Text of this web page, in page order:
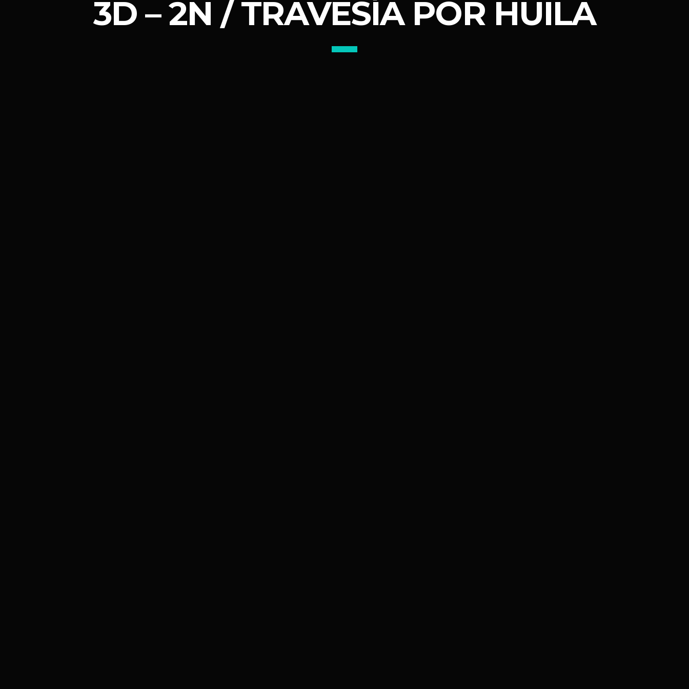
3D – 2N / TRAVESÍA POR HUILA